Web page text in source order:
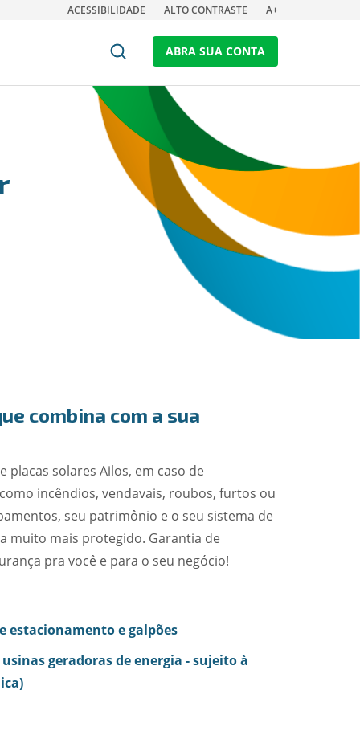
ACESSIBILIDADE ALTO CONTRASTE A+
ABRA SUA CONTA
combina com a sua
placas solares Ailos, em caso de
incêndios, vendavais, roubos, furtos ou
seu patrimônio e o seu sistema de
muito mais protegido. Garantia de
pra você e para o seu negócio!
estacionamento e galpões
usinas geradoras de energia - sujeito à